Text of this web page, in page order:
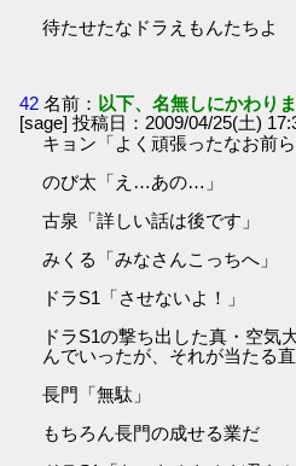
待たせたなドラえもんたちよ
42 名前： 以下、名無しにかわり
[sage] 投稿日：2009/04/25(土)
キョン「よく頑張ったなお前ら
のび太「え…あの…」
古泉「詳しい話は後です」
みくる「みなさんこっちへ」
ドラS1「させないよ！」
ドラS1の撃ち出した真・空気
んでいったが、それが当たる
長門「無駄」
もちろん長門の成せる業だ